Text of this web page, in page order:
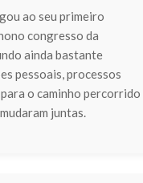
ao seu primeiro
congresso da
ainda bastante
pessoais, processos
o caminho percorrido
juntas.